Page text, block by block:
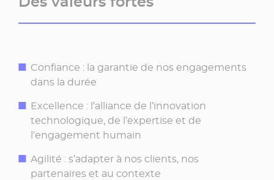
Confiance : la garantie de nos engagements
dans la durée
Excellence : l’alliance de l’innovation
technologique, de l’expertise et de
l’engagement humain
Agilité : s’adapter à nos clients, nos
partenaires et au contexte